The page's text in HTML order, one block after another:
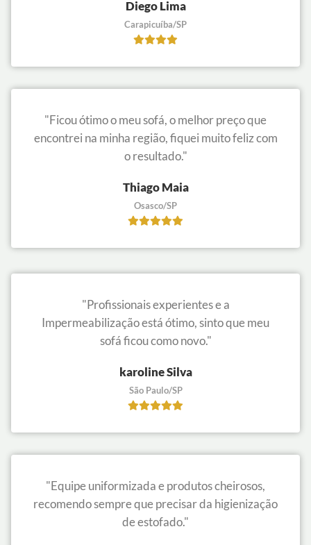
Diego Lima
Carapicuíba/SP
"Ficou ótimo o meu sofá, o melhor preço que
encontrei na minha região, fiquei muito feliz com
o resultado."
Thiago Maia
Osasco/SP
"Profissionais experientes e a
Impermeabilização está ótimo, sinto que meu
sofá ficou como novo."
karoline Silva
São Paulo/SP
"Equipe uniformizada e produtos cheirosos,
recomendo sempre que precisar da higienização
de estofado."